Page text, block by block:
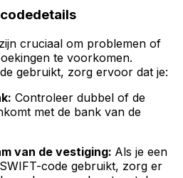
codedetails
cruciaal om problemen of
te voorkomen.
gebruikt, zorg ervoor dat je:
Controleer dubbel of de
met de bank van de
van de vestiging: Als je een
code gebruikt, zorg er